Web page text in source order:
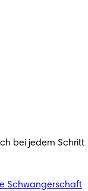
bei jedem Schritt
Schwangerschaft